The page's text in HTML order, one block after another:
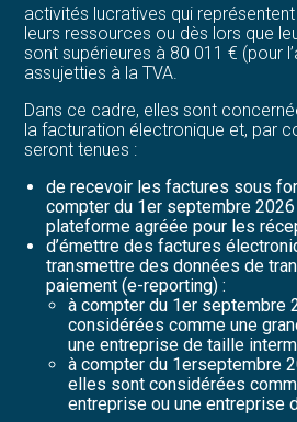
activités lucratives qui
leurs ressources ou dès lors que
sont supérieures à 80 011 € (pour
assujetties à la TVA.
Dans ce cadre, elles sont
la facturation électronique et, par
seront tenues :
de recevoir les factures sous
compter du 1er septembre
plateforme agréée pour les
d’émettre des factures
transmettre des données de
paiement (e-reporting) :
à compter du 1er septembre
considérées comme une
une entreprise de taille
à compter du 1erseptembre
elles sont considérées
entreprise ou une entreprise